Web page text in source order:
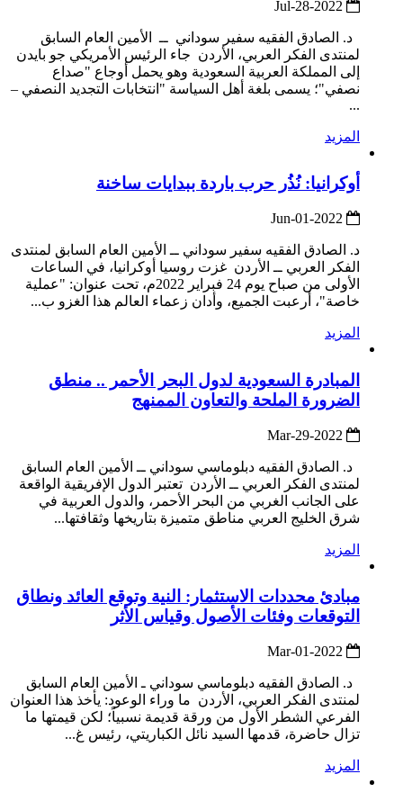
د. الصادق الفقيه سفير سوداني ــ الأمين العام السابق
لمنتدى الفكر العربي، الأردن جاء الرئيس الأمريكي جو بايدن
إلى المملكة العربية السعودية وهو يحمل أوجاع "صداع
نصفي"؛ يسمى بلغة أهل السياسة "انتخابات التجديد النصفي –
...
المزيد
أوكرانيا: نُذُر حرب باردة ببدايات ساخنة
د. الصادق الفقيه سفير سوداني ــ الأمين العام السابق لمنتدى
الفكر العربي ــ الأردن غزت روسيا أوكرانيا، في الساعات
الأولى من صباح يوم 24 فبراير 2022م، تحت عنوان: "عملية
خاصة"، أرعبت الجميع، وأدان زعماء العالم هذا الغزو ب...
المزيد
المبادرة السعودية لدول البحر الأحمر .. منطق
الضرورة الملحة والتعاون الممنهج
د. الصادق الفقيه دبلوماسي سوداني ــ الأمين العام السابق
لمنتدى الفكر العربي ــ الأردن تعتبر الدول الإفريقية الواقعة
على الجانب الغربي من البحر الأحمر، والدول العربية في
شرق الخليج العربي مناطق متميزة بتاريخها وثقافتها...
المزيد
مبادئ محددات الاستثمار: النية وتوقع العائد ونطاق
التوقعات وفئات الأصول وقياس الأثر
د. الصادق الفقيه دبلوماسي سوداني ـ الأمين العام السابق
لمنتدى الفكر العربي، الأردن ما وراء الوعود: يأخذ هذا العنوان
الفرعي الشطر الأول من ورقة قديمة نسبياً؛ لكن قيمتها ما
تزال حاضرة، قدمها السيد نائل الكباريتي، رئيس غ...
المزيد